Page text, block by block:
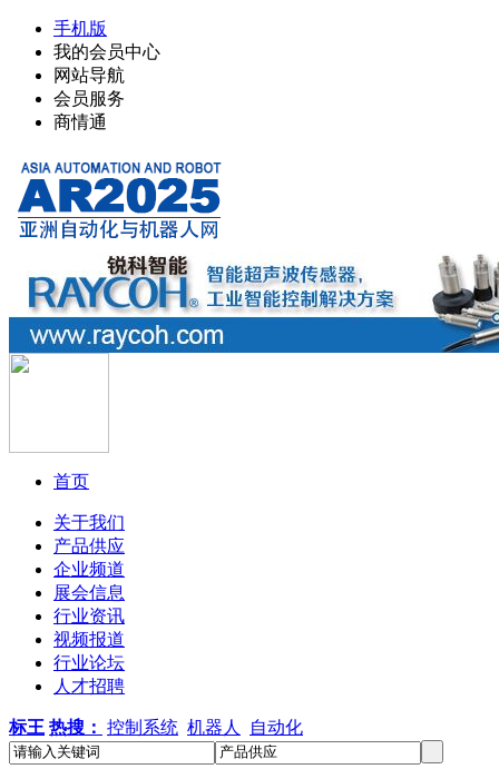
手机版
我的会员中心
网站导航
会员服务
商情通
首页
关于我们
产品供应
企业频道
展会信息
行业资讯
视频报道
行业论坛
人才招聘
标王 热搜： 控制系统 机器人 自动化